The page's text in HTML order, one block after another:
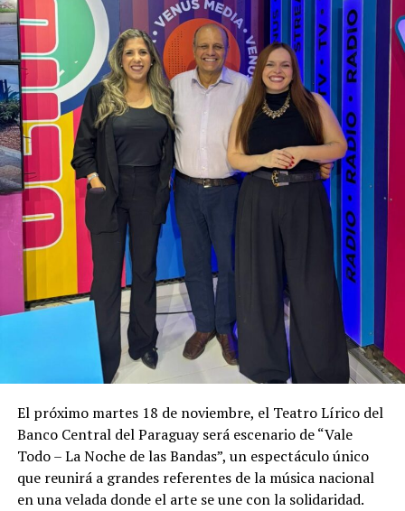
El próximo martes 18 de noviembre, el Teatro Lírico del
Banco Central del Paraguay será escenario de “Vale
Todo – La Noche de las Bandas”, un espectáculo único
que reunirá a grandes referentes de la música nacional
en una velada donde el arte se une con la solidaridad.